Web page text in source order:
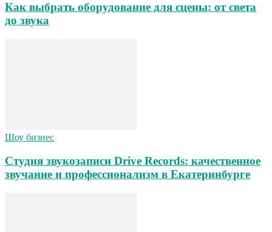
Как выбрать оборудование для сцены: от света
до звука
Шоу бизнес
Студия звукозаписи Drive Records: качественное
звучание и профессионализм в Екатеринбурге